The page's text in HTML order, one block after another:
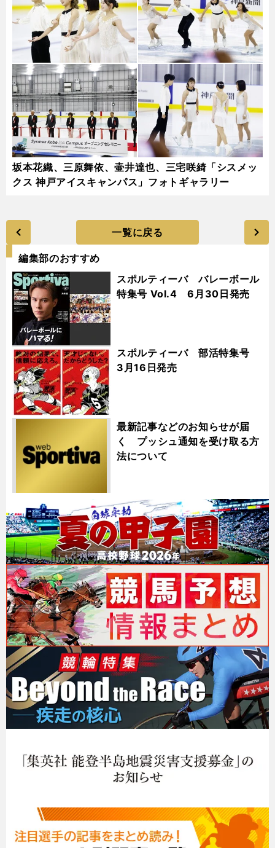
坂本花織、三原舞依、壷井達也、三宅咲綺「シスメッ
クス 神戸アイスキャンパス」フォトギャラリー
一覧に戻る
編集部のおすすめ
スポルティーバ バレーボール
特集号 Vol.4 6月30日発売
スポルティーバ 部活特集号
3月16日発売
最新記事などのお知らせが届
く プッシュ通知を受け取る方
法について